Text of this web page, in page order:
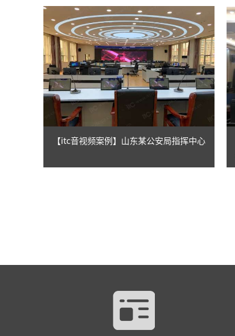
【itc音视频案例】山东某公安局指挥中心